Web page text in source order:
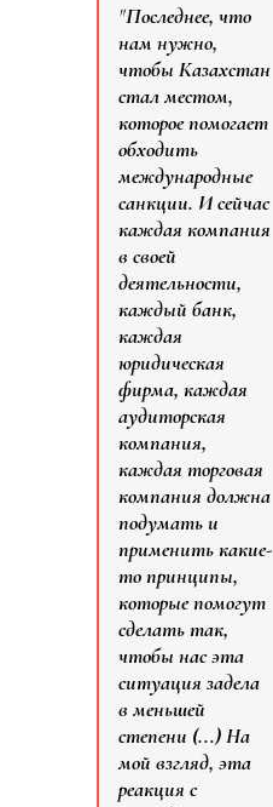
"Последнее, что
нам нужно,
чтобы Казахстан
стал местом,
которое помогает
обходить
международные
санкции. И сейчас
каждая компания
в своей
деятельности,
каждый банк,
каждая
юридическая
фирма, каждая
аудиторская
компания,
каждая торговая
компания должна
подумать и
применить какие-
то принципы,
которые помогут
сделать так,
чтобы нас эта
ситуация задела
в меньшей
степени (...) На
мой взгляд, эта
реакция с